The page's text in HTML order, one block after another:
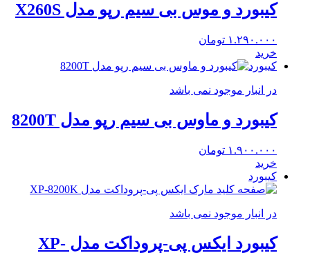
کیبورد و موس بی سیم رپو مدل X260S
۱.۲۹۰.۰۰۰ تومان
خرید
کیبورد
در انبار موجود نمی باشد
کیبورد و ماوس بی سیم رپو مدل 8200T
۱.۹۰۰.۰۰۰ تومان
خرید
کیبورد
در انبار موجود نمی باشد
کیبورد ایکس پی-پروداکت مدل XP-